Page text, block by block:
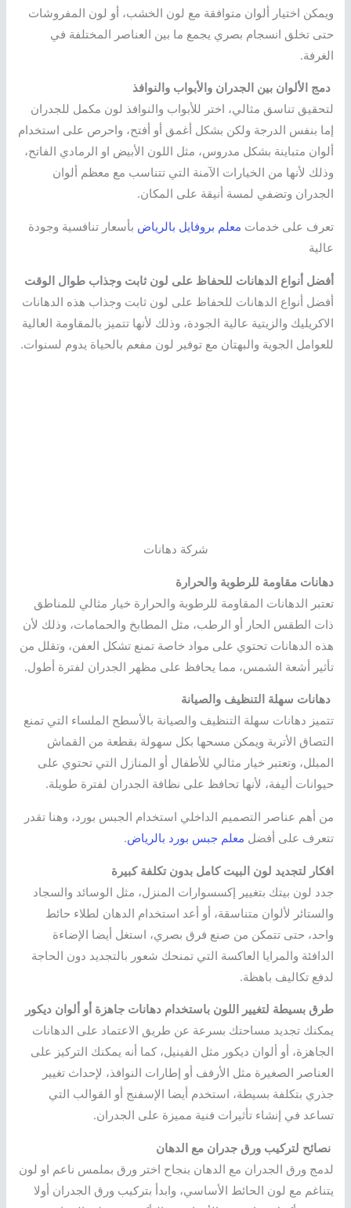
ويمكن اختيار ألوان متوافقة مع لون الخشب، أو لون المفروشات
حتى تخلق انسجام بصري يجمع ما بين العناصر المختلفة في
الغرفة.
دمج الألوان بين الجدران والأبواب والنوافذ
لتحقيق تناسق مثالي، اختر للأبواب والنوافذ لون مكمل للجدران
إما بنفس الدرجة ولكن بشكل أغمق أو أفتح، واحرص على استخدام
ألوان متباينة بشكل مدروس، مثل اللون الأبيض او الرمادي الفاتح،
وذلك لأنها من الخيارات الآمنة التي تتناسب مع معظم ألوان
الجدران وتضفي لمسة أنيقة على المكان.
تعرف على خدمات معلم بروفايل بالرياض بأسعار تنافسية وجودة
عالية
أفضل أنواع الدهانات للحفاظ على لون ثابت وجذاب طوال الوقت
أفضل أنواع الدهانات للحفاظ على لون ثابت وجذاب هذه الدهانات
الاكريليك والزيتية عالية الجودة، وذلك لأنها تتميز بالمقاومة العالية
للعوامل الجوية والبهتان مع توفير لون مفعم بالحياة يدوم لسنوات.
شركة دهانات
دهانات مقاومة للرطوبة والحرارة
تعتبر الدهانات المقاومة للرطوبة والحرارة خيار مثالي للمناطق
ذات الطقس الحار أو الرطب، مثل المطابخ والحمامات، وذلك لأن
هذه الدهانات تحتوي على مواد خاصة تمنع تشكل العفن، وتقلل من
تأثير أشعة الشمس، مما يحافظ على مظهر الجدران لفترة أطول.
دهانات سهلة التنظيف والصيانة
تتميز دهانات سهلة التنظيف والصيانة بالأسطح الملساء التي تمنع
التصاق الأتربة ويمكن مسحها بكل سهولة بقطعة من القماش
المبلل، وتعتبر خيار مثالي للأطفال أو المنازل التي تحتوي على
حيوانات أليفة، لأنها تحافظ على نظافة الجدران لفترة طويلة.
من أهم عناصر التصميم الداخلي استخدام الجبس بورد، وهنا تقدر
تتعرف على أفضل معلم جبس بورد بالرياض.
افكار لتجديد لون البيت كامل بدون تكلفة كبيرة
جدد لون بيتك بتغيير إكسسوارات المنزل، مثل الوسائد والسجاد
والستائر لألوان متناسقة، أو أعد استخدام الدهان لطلاء حائط
واحد، حتى تتمكن من صنع فرق بصري، استغل أيضا الإضاءة
الدافئة والمرايا العاكسة التي تمنحك شعور بالتجديد دون الحاجة
لدفع تكاليف باهظة.
طرق بسيطة لتغيير اللون باستخدام دهانات جاهزة أو ألوان ديكور
يمكنك تجديد مساحتك بسرعة عن طريق الاعتماد على الدهانات
الجاهزة، أو ألوان ديكور مثل الفينيل، كما أنه يمكنك التركيز على
العناصر الصغيرة مثل الأرفف أو إطارات النوافذ، لإحداث تغيير
جذري بتكلفة بسيطة، استخدم أيضا الإسفنج أو القوالب التي
تساعد في إنشاء تأثيرات فنية مميزة على الجدران.
نصائح لتركيب ورق جدران مع الدهان
لدمج ورق الجدران مع الدهان بنجاح اختر ورق بملمس ناعم او لون
يتناغم مع لون الحائط الأساسي، وابدأ بتركيب ورق الجدران أولا